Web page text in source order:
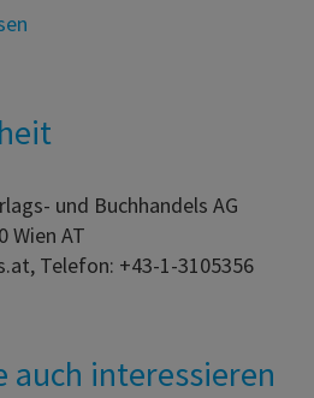
und Buchhandels AG
Wien AT
Telefon: +43-1-3105356
auch interessieren